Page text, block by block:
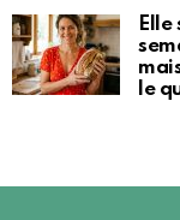
le